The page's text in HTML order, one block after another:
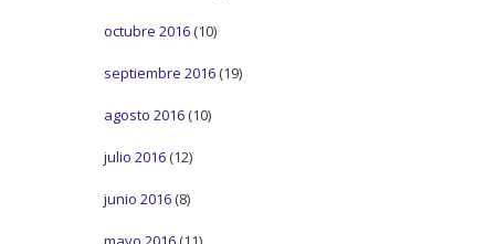
octubre 2016 (10)
septiembre 2016 (19)
agosto 2016 (10)
julio 2016 (12)
junio 2016 (8)